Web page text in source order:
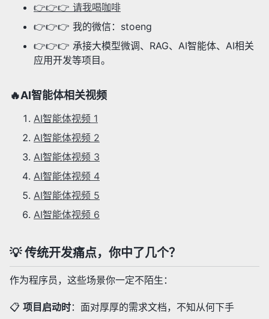
👉👉👉 请我喝咖啡
👉👉👉 我的微信：stoeng
👉👉👉 承接大模型微调、RAG、AI智能体、AI相关
应用开发等项目。
🔥AI智能体相关视频
AI智能体视频 1
AI智能体视频 2
AI智能体视频 3
AI智能体视频 4
AI智能体视频 5
AI智能体视频 6
💡 传统开发痛点，你中了几个？
作为程序员，这些场景你一定不陌生：
📋 项目启动时：面对厚厚的需求文档，不知从何下手